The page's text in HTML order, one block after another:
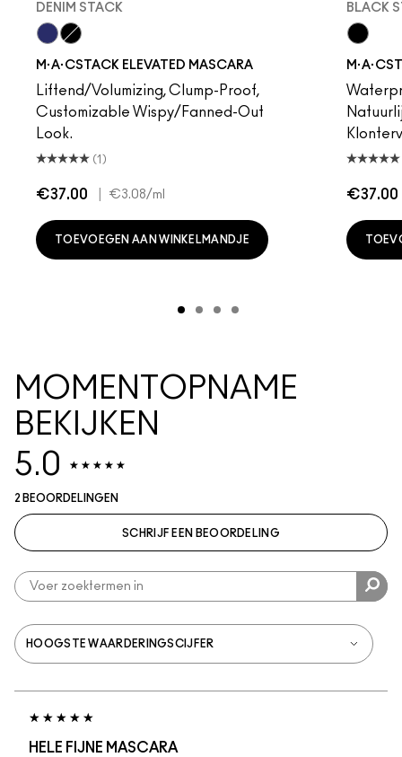
DENIM STACK
M·A·CSTACK ELEVATED MASCARA
Liftend/Volumizing, Clump-Proof,
Customizable Wispy/Fanned-Out
Look.
(1)
€37.00 €3.08/ml
TOEVOEGEN AAN WINKELMANDJE
BLACK
€37.00
MOMENTOPNAME
BEKIJKEN
5.0
2 BEOORDELINGEN
SCHRIJF EEN BEOORDELING
HELE FIJNE MASCARA